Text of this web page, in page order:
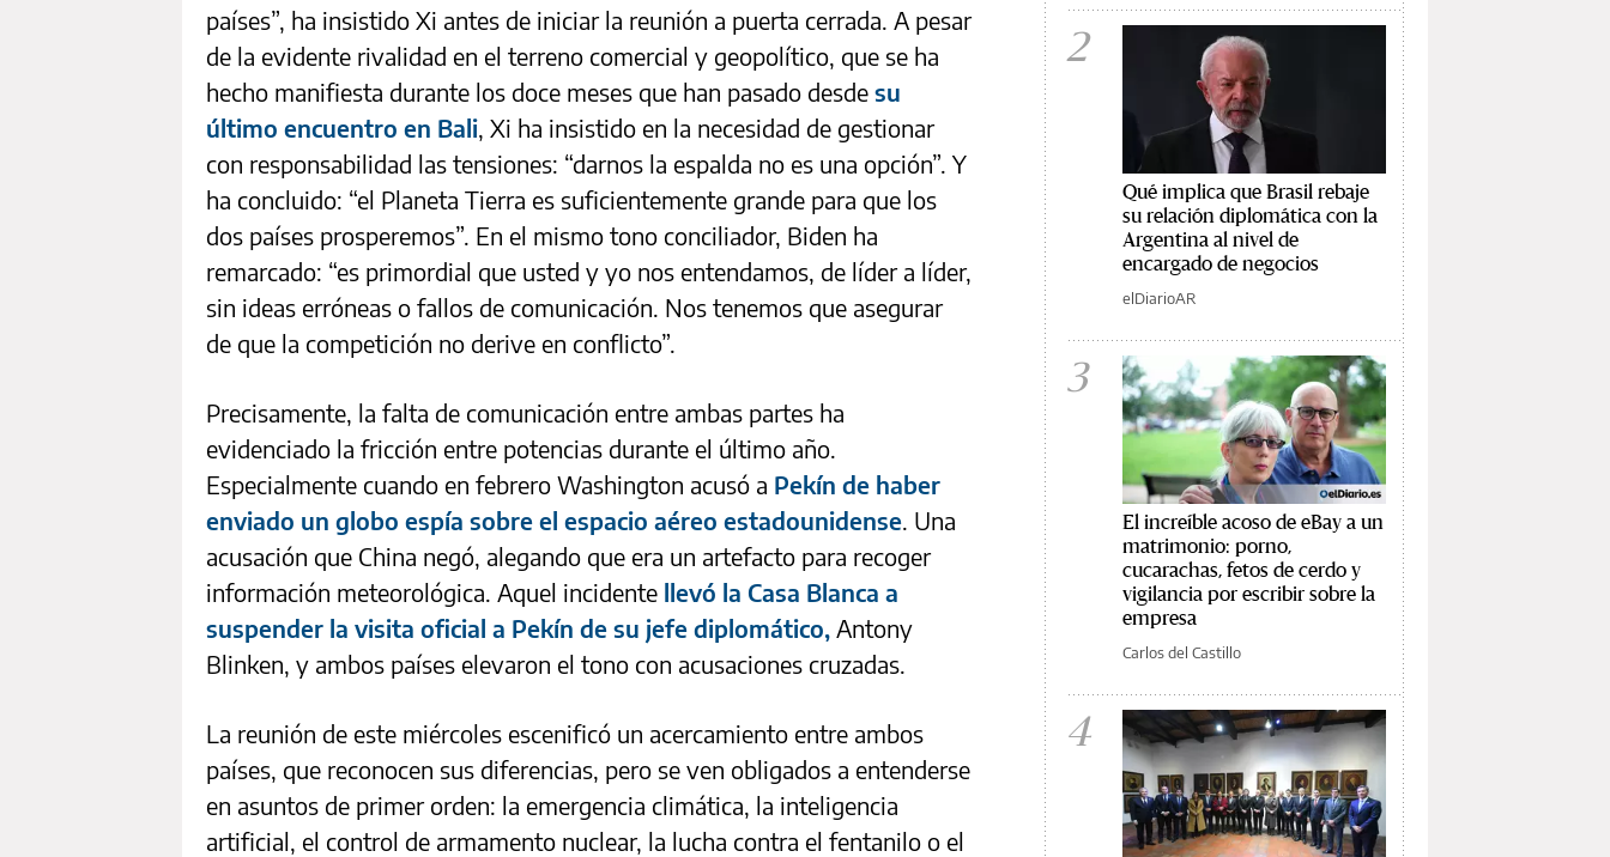
países”, ha insistido Xi antes de iniciar la reunión a puerta cerrada. A pesar
de la evidente rivalidad en el terreno comercial y geopolítico, que se ha
hecho manifiesta durante los doce meses que han pasado desde su
último encuentro en Bali, Xi ha insistido en la necesidad de gestionar
con responsabilidad las tensiones: “darnos la espalda no es una opción”. Y
ha concluido: “el Planeta Tierra es suficientemente grande para que los
dos países prosperemos”. En el mismo tono conciliador, Biden ha
remarcado: “es primordial que usted y yo nos entendamos, de líder a líder,
sin ideas erróneas o fallos de comunicación. Nos tenemos que asegurar
de que la competición no derive en conflicto”.
Precisamente, la falta de comunicación entre ambas partes ha
evidenciado la fricción entre potencias durante el último año.
Especialmente cuando en febrero Washington acusó a Pekín de haber
enviado un globo espía sobre el espacio aéreo estadounidense. Una
acusación que China negó, alegando que era un artefacto para recoger
información meteorológica. Aquel incidente llevó la Casa Blanca a
suspender la visita oficial a Pekín de su jefe diplomático, Antony
Blinken, y ambos países elevaron el tono con acusaciones cruzadas.
La reunión de este miércoles escenificó un acercamiento entre ambos
países, que reconocen sus diferencias, pero se ven obligados a entenderse
en asuntos de primer orden: la emergencia climática, la inteligencia
artificial, el control de armamento nuclear, la lucha contra el fentanilo o el
2
Qué implica que Brasil rebaje
su relación diplomática con la
Argentina al nivel de
encargado de negocios
elDiarioAR
3
El increíble acoso de eBay a un
matrimonio: porno,
cucarachas, fetos de cerdo y
vigilancia por escribir sobre la
empresa
Carlos del Castillo
4